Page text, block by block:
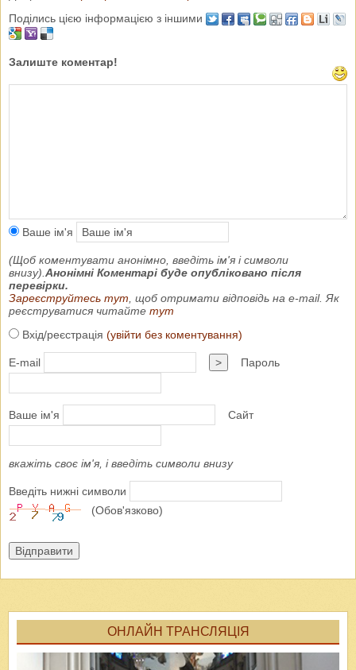
Поділись цією інформацією з іншими
Залиште коментар!
Ваше ім'я
(Щоб коментувати анонімно, введіть ім'я і символи
внизу). Анонімні Коментарі буде опубліковано після
перевірки.
Зареєструйтесь тут , щоб отримати відповідь на e-mail. Як
реєструватися читайте тут
Вхід/реєстрація (увійти без коментування)
E-mail > Пароль
Ваше ім'я Сайт
вкажіть своє ім'я, і введіть символи внизу
Введіть нижні символи
(Обов'язково)
Відправити
ОНЛАЙН ТРАНСЛЯЦІЯ